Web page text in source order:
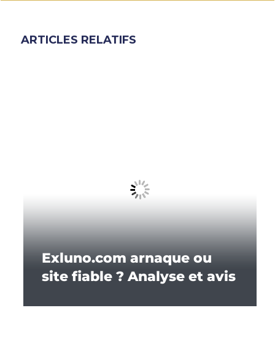
ARTICLES RELATIFS
Exluno.com arnaque ou
site fiable ? Analyse et avis